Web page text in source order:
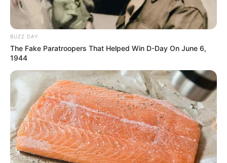
12:25 / 06 Avqust 2026 TİBB
Ayaqlarda limfostaz və şişkinliyin təbii
müalicəsi –Həkimdən XƏBƏRDARLIQ
50 0 0
BUZZ DAY
The Fake Paratroopers That Helped Win D-Day On June 6,
1944